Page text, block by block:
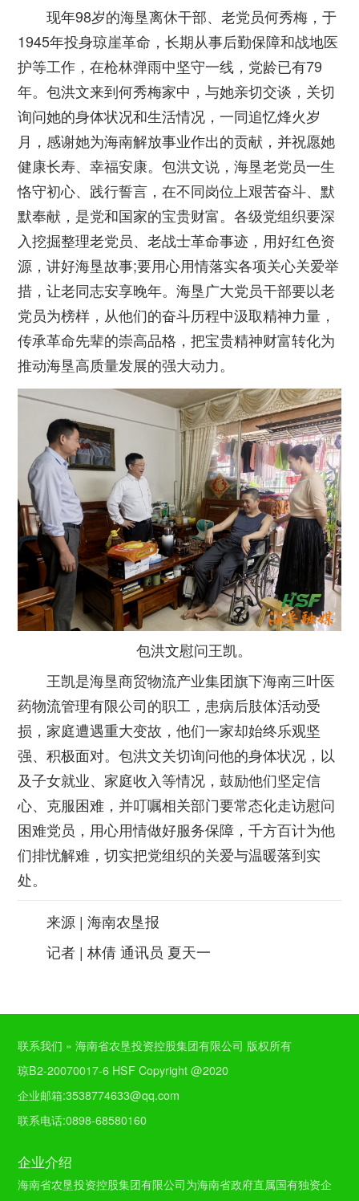
现年98岁的海垦离休干部、老党员何秀梅，于
1945年投身琼崖革命，长期从事后勤保障和战地医
护等工作，在枪林弹雨中坚守一线，党龄已有79
年。包洪文来到何秀梅家中，与她亲切交谈，关切
询问她的身体状况和生活情况，一同追忆烽火岁
月，感谢她为海南解放事业作出的贡献，并祝愿她
健康长寿、幸福安康。包洪文说，海垦老党员一生
恪守初心、践行誓言，在不同岗位上艰苦奋斗、默
默奉献，是党和国家的宝贵财富。各级党组织要深
入挖掘整理老党员、老战士革命事迹，用好红色资
源，讲好海垦故事;要用心用情落实各项关心关爱举
措，让老同志安享晚年。海垦广大党员干部要以老
党员为榜样，从他们的奋斗历程中汲取精神力量，
传承革命先辈的崇高品格，把宝贵精神财富转化为
推动海垦高质量发展的强大动力。
包洪文慰问王凯。
王凯是海垦商贸物流产业集团旗下海南三叶医
药物流管理有限公司的职工，患病后肢体活动受
损，家庭遭遇重大变故，他们一家却始终乐观坚
强、积极面对。包洪文关切询问他的身体状况，以
及子女就业、家庭收入等情况，鼓励他们坚定信
心、克服困难，并叮嘱相关部门要常态化走访慰问
困难党员，用心用情做好服务保障，千方百计为他
们排忧解难，切实把党组织的关爱与温暖落到实
处。
来源 | 海南农垦报
记者 | 林倩 通讯员 夏天一
联系我们 » 海南省农垦投资控股集团有限公司 版权所有
琼B2-20070017-6 HSF Copyright @2020
企业邮箱:3538774633@qq.com
联系电话:0898-68580160
企业介绍
海南省农垦投资控股集团有限公司为海南省政府直属国有独资企